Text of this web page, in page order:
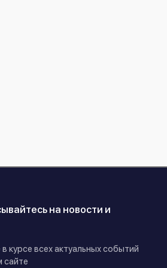
на новости и
курсе всех актуальных событий
сайте